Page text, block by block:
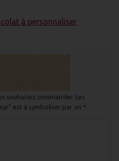
à personnaliser
souhaitez commander. Les
est à symboliser par un *